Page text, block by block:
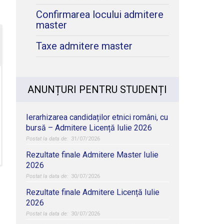
Confirmarea locului admitere
master
Taxe admitere master
ANUNȚURI PENTRU STUDENȚI
Ierarhizarea candidaților etnici români, cu
bursă – Admitere Licență Iulie 2026
31/07/2026
Rezultate finale Admitere Master Iulie
2026
30/07/2026
Rezultate finale Admitere Licență Iulie
2026
30/07/2026